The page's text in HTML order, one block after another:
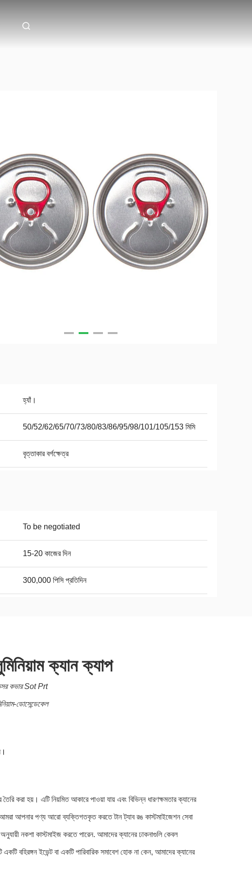
হ্যাঁ।
50/52/62/65/70/73/80/83/86/95/98/101/105/153 মিমি
বৃত্তাকার বর্গক্ষেত্র
To be negotiated
15-20 কাজের দিন
300,000 পিসি প্রতিদিন
ক্যান ক্যাপ
কভার Sot Prt
ডোসেন্ডেকেল
করা হয়। এটি নিয়মিত আকারে পাওয়া যায় এবং বিভিন্ন ধারণক্ষমতার ক্যানের
আপনার পণ্য আরো ব্যক্তিগতকৃত করতে টান ট্যাব রঙ কাস্টমাইজেশন সেবা
নকশা কাস্টমাইজ করতে পারেন. আমাদের ক্যানের ঢাকনাগুলি কেবল
বহিরঙ্গন ইভেন্ট বা একটি পারিবারিক সমাবেশ হোক না কেন, আমাদের ক্যানের